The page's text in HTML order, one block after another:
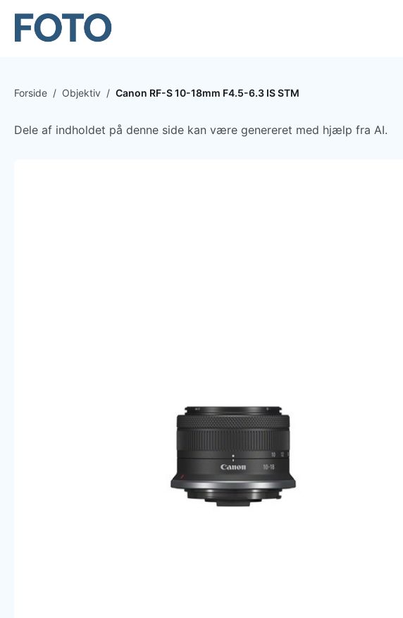
Forside / Objektiv / Canon RF-S 10-18mm F4.5-6.3 IS STM
Dele af indholdet på denne side kan være genereret med hjælp fra AI.